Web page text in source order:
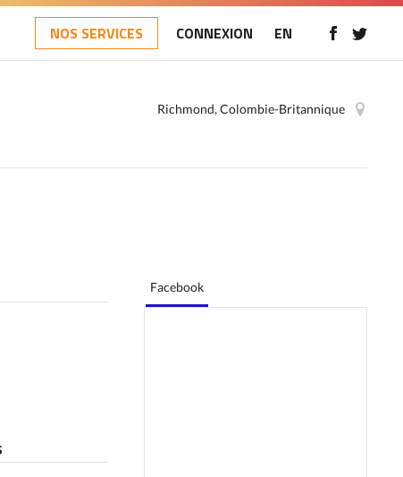
NOS SERVICES CONNEXION EN
Richmond, Colombie-Britannique
Facebook